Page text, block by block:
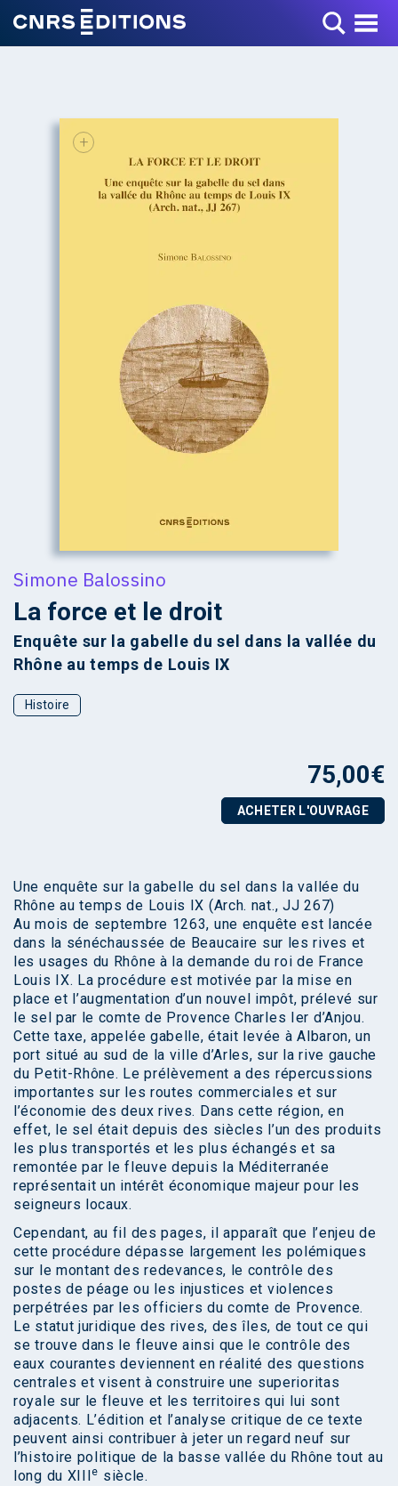
Toggle Menu
+
Simone Balossino
La force et le droit
Enquête sur la gabelle du sel dans la vallée du
Rhône au temps de Louis IX
Histoire
75,00€
ACHETER L'OUVRAGE
Une enquête sur la gabelle du sel dans la vallée du
Rhône au temps de Louis IX (Arch. nat., JJ 267)
Au mois de septembre 1263, une enquête est lancée
dans la sénéchaussée de Beaucaire sur les rives et
les usages du Rhône à la demande du roi de France
Louis IX. La procédure est motivée par la mise en
place et l’augmentation d’un nouvel impôt, prélevé sur
le sel par le comte de Provence Charles Ier d’Anjou.
Cette taxe, appelée gabelle, était levée à Albaron, un
port situé au sud de la ville d’Arles, sur la rive gauche
du Petit-Rhône. Le prélèvement a des répercussions
importantes sur les routes commerciales et sur
l’économie des deux rives. Dans cette région, en
effet, le sel était depuis des siècles l’un des produits
les plus transportés et les plus échangés et sa
remontée par le fleuve depuis la Méditerranée
représentait un intérêt économique majeur pour les
seigneurs locaux.
Cependant, au fil des pages, il apparaît que l’enjeu de
cette procédure dépasse largement les polémiques
sur le montant des redevances, le contrôle des
postes de péage ou les injustices et violences
perpétrées par les officiers du comte de Provence.
Le statut juridique des rives, des îles, de tout ce qui
se trouve dans le fleuve ainsi que le contrôle des
eaux courantes deviennent en réalité des questions
centrales et visent à construire une superioritas
royale sur le fleuve et les territoires qui lui sont
adjacents. L’édition et l’analyse critique de ce texte
peuvent ainsi contribuer à jeter un regard neuf sur
l’histoire politique de la basse vallée du Rhône tout au
long du XIIIe siècle.